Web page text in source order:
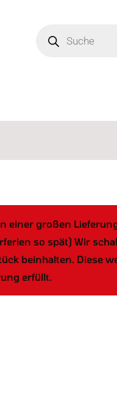
in einer großen
so spät) Wir
beinhalten. Diese
erfüllt.